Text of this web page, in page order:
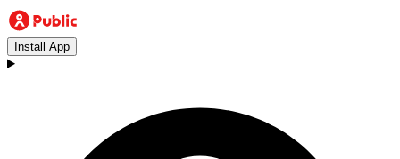
Install App